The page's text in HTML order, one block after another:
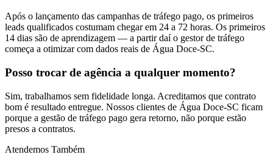
Após o lançamento das campanhas de tráfego pago, os primeiros
leads qualificados costumam chegar em 24 a 72 horas. Os primeiros
14 dias são de aprendizagem — a partir daí o gestor de tráfego
começa a otimizar com dados reais de Água Doce-SC.
Posso trocar de agência a qualquer momento?
Sim, trabalhamos sem fidelidade longa. Acreditamos que contrato
bom é resultado entregue. Nossos clientes de Água Doce-SC ficam
porque a gestão de tráfego pago gera retorno, não porque estão
presos a contratos.
Atendemos Também